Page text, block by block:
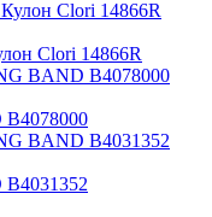
Clori 14866R